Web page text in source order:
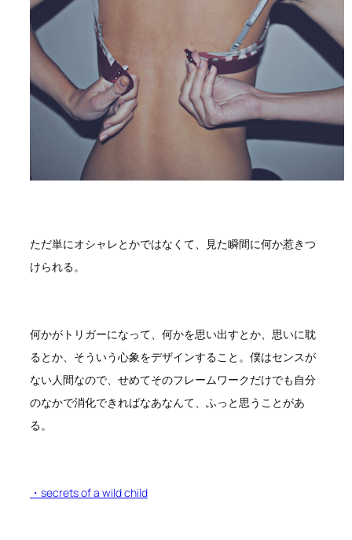
ただ単にオシャレとかではなくて、見た瞬間に何か惹きつ
けられる。
何かがトリガーになって、何かを思い出すとか、思いに耽
るとか、そういう心象をデザインすること。僕はセンスが
ない人間なので、せめてそのフレームワークだけでも自分
のなかで消化できればなあなんて、ふっと思うことがあ
る。
・secrets of a wild child